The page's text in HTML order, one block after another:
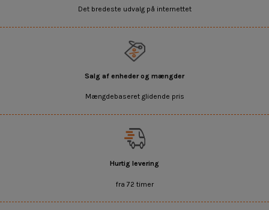
Det bredeste udvalg på internettet
Salg af enheder og mængder
Mængdebaseret glidende pris
Hurtig levering
fra 72 timer